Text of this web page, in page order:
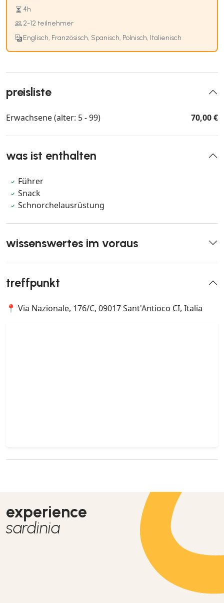
4h
2-12 teilnehmer
Englisch, Französisch, Spanisch, Polnisch, Italienisch
preisliste
Erwachsene (alter: 5 - 99) 70,00 €
was ist enthalten
Führer
Snack
Schnorchelausrüstung
wissenswertes im voraus
treffpunkt
📍 Via Nazionale, 176/C, 09017 Sant'Antioco CI, Italia
experience
sardinia